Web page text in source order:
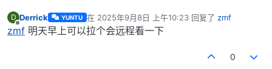
D
离线
Derrick YUNTU 在 2025年9月8日 上午10:23回复了 zmf
最后由 编辑
zmf 明天早上可以拉个会远程看一下
0